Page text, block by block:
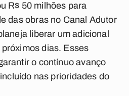
R$ 50 milhões para
das obras no Canal Adutor
liberar um adicional
dias. Esses
o contínuo avanço
nas prioridades do